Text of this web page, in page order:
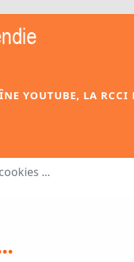
YOUTUBE, LA RCCI
...